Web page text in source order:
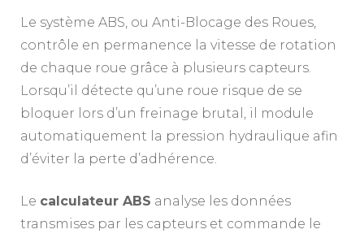
Le système ABS, ou Anti-Blocage des Roues,
contrôle en permanence la vitesse de rotation
de chaque roue grâce à plusieurs capteurs.
Lorsqu’il détecte qu’une roue risque de se
bloquer lors d’un freinage brutal, il module
automatiquement la pression hydraulique afin
d’éviter la perte d’adhérence.
Le calculateur ABS analyse les données
transmises par les capteurs et commande le